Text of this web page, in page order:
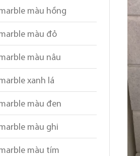
màu hồng
màu đỏ
màu nâu
xanh lá
màu đen
màu ghi
màu tím